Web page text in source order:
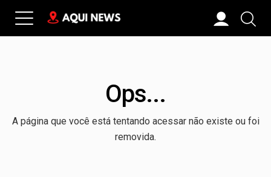
Ops...
A página que você está tentando acessar não existe ou foi
removida.